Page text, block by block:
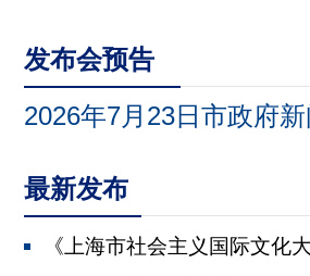
发布会预告
2026年7月23日市政府
最新发布